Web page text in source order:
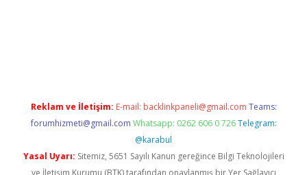
Reklam ve İletişim: E-mail: backlinkpaneli@gmail.com Teams:
forumhizmeti@gmail.com Whatsapp: 0262 606 0 726 Telegram:
@karabul
Yasal Uyarı: Sitemiz, 5651 Sayılı Kanun gereğince Bilgi Teknolojileri
ve İletişim Kurumu (BTK) tarafından onaylanmış bir Yer Sağlayıcı